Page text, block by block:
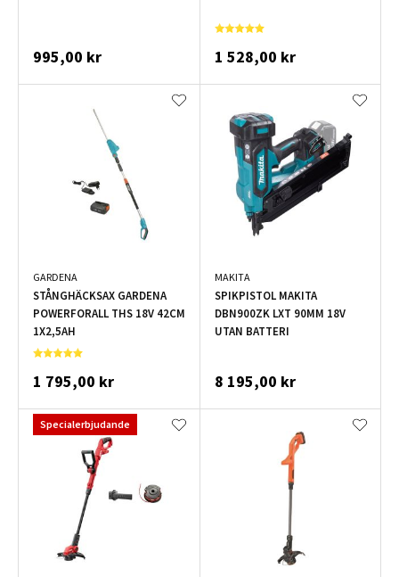
995,00 kr 1 528,00 kr
GARDENA
STÅNGHÄCKSAX GARDENA
POWERFORALL THS 18V 42CM
1X2,5AH
1 795,00 kr
MAKITA
SPIKPISTOL MAKITA
DBN900ZK LXT 90MM 18V
UTAN BATTERI
8 195,00 kr
Specialerbjudande